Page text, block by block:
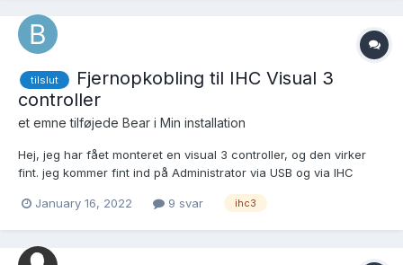
tilslut
Fjernopkobling til IHC Visual 3
controller
et emne tilføjede Bear i Min installation
Hej, jeg har fået monteret en visual 3 controller, og den virker
fint. jeg kommer fint ind på Administrator via USB og via IHC
få den sat op sådan at jeg kan tilgå den på fjernafstand. Når jeg
January 16, 2022 9 svar ihc3